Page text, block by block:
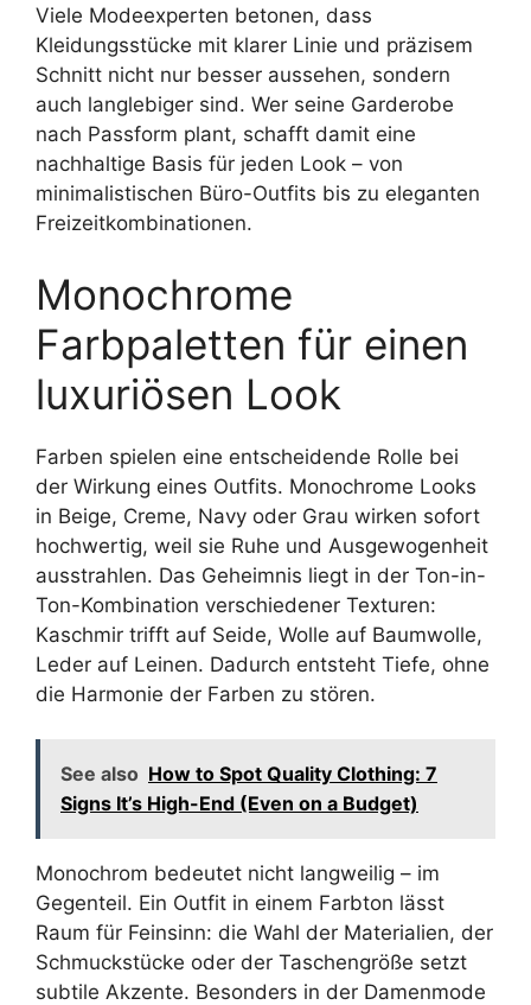
Viele Modeexperten betonen, dass
Kleidungsstücke mit klarer Linie und präzisem
Schnitt nicht nur besser aussehen, sondern
auch langlebiger sind. Wer seine Garderobe
nach Passform plant, schafft damit eine
nachhaltige Basis für jeden Look – von
minimalistischen Büro-Outfits bis zu eleganten
Freizeitkombinationen.
Monochrome
Farbpaletten für einen
luxuriösen Look
Farben spielen eine entscheidende Rolle bei
der Wirkung eines Outfits. Monochrome Looks
in Beige, Creme, Navy oder Grau wirken sofort
hochwertig, weil sie Ruhe und Ausgewogenheit
ausstrahlen. Das Geheimnis liegt in der Ton-in-
Ton-Kombination verschiedener Texturen:
Kaschmir trifft auf Seide, Wolle auf Baumwolle,
Leder auf Leinen. Dadurch entsteht Tiefe, ohne
die Harmonie der Farben zu stören.
See also How to Spot Quality Clothing: 7
Signs It’s High-End (Even on a Budget)
Monochrom bedeutet nicht langweilig – im
Gegenteil. Ein Outfit in einem Farbton lässt
Raum für Feinsinn: die Wahl der Materialien, der
Schmuckstücke oder der Taschengröße setzt
subtile Akzente. Besonders in der Damenmode